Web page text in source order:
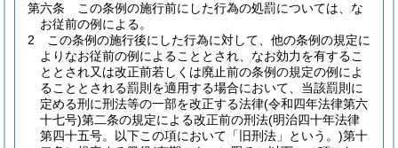
第六条
この条例の施行前にした行為の処罰については、な
お従前の例による。
2
この条例の施行後にした行為に対して、他の条例の規定に
よりなお従前の例によることとされ、なお効力を有するこ
ととされ又は改正前若しくは廃止前の条例の規定の例によ
ることとされる罰則を適用する場合において、当該罰則に
定める刑に刑法等の一部を改正する法律(令和四年法律第六
十七号)第二条の規定による改正前の刑法(明治四十年法律
第四十五号。以下この項において「旧刑法」という。)第十